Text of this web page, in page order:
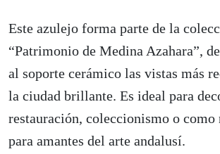
Este azulejo forma parte de la
“Patrimonio de Medina Azahara”,
al soporte cerámico las vistas más
la ciudad brillante. Es ideal para
restauración, coleccionismo o
para amantes del arte andalusí.